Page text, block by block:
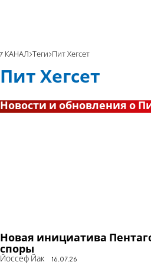
7 КАНАЛ Теги Пит Хегсет
Пит Хегсет
Новости и обновления о
Новая инициатива
споры
Йоссеф Йак 16.07.26